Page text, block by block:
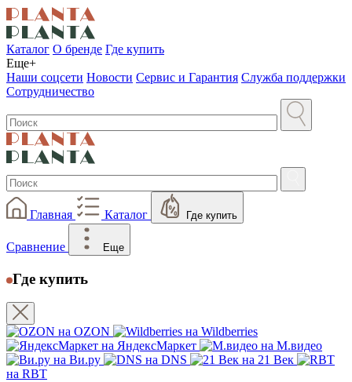
Каталог О бренде Где купить
Еще+
Наши соцсети Новости Сервис и Гарантия Служба поддержки
Сотрудничество
Главная Каталог Где купить
Сравнение Еще
Где купить
на OZON
на Wildberries
на ЯндексМаркет
на М.видео
на Ви.ру
на DNS
на 21 Век
на RBT